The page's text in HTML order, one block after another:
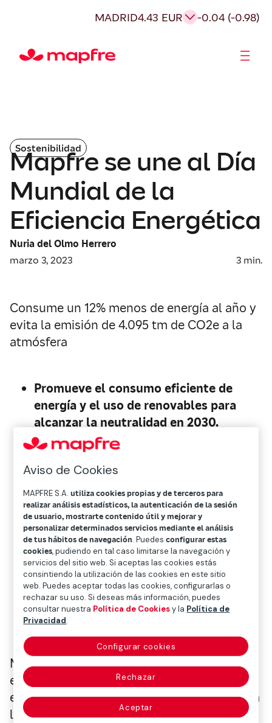
MADRID4.43 EUR -0.04 (-0.98)
Sostenibilidad
Mapfre se une al Día
Mundial de la
Eficiencia Energética
Nuria del Olmo Herrero
marzo 3, 2023
3 min.
Consume un 12% menos de energía al año y
evita la emisión de 4.095 tm de CO2e a la
atmósfera
Promueve el consumo eficiente de
energía y el uso de renovables para
alcanzar la neutralidad en 2030.
En 2023, el 40% del consumo eléctrico
actual en la sede social, en Madrid,
procederá de la instalación de
autoconsumo fotovoltaico, el
equivalente a 700 toneladas de CO2.
A lo largo del año pone en marcha
iniciativas para ajustar la climatización
en sus edificios en varios países.
Para 2030, se ha comprometido a que
el 50% de la superficie de los grandes
edificios en propiedad tengan
certificación sostenible.
Mapfre avanza en su compromiso con la
eficiencia energética como elemento clave
en suestrategia de descarbonizacióny para
lograr laneutralidad en 2030en todos los
Aviso de Cookies
MAPFRE S.A.utiliza cookies propias y de terceros para
realizar análisis estadísticos, la autenticación de la sesión
de usuario, mostrarte contenido útil y mejorar y
personalizar determinados servicios mediante el análisis
de tus hábitos de navegación. Puedesconfigurar estas
cookies, pudiendo en tal caso limitarse la navegación y
servicios del sitio web. Si aceptas las cookies estás
consintiendo la utilización de las cookies en este sitio
web. Puedes aceptar todas las cookies, configurarlas o
rechazar su uso. Si deseas más información, puedes
consultar nuestra Política de Cookiesy la Política de
Privacidad.
Configurar cookies
Rechazar
Aceptar